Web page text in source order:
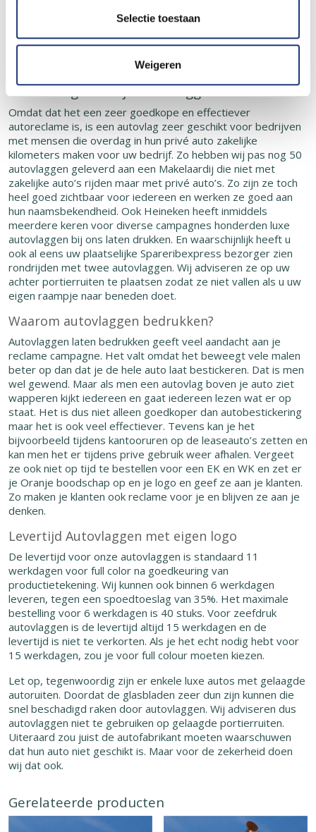
Selectie toestaan
Weigeren
koninklijke huis, en de auto van de president en uiteraard
voor andere bijzondere gelegenheden. Die zijn zowel
verkrijgbaar in vaste uitvoering als in magnetische uitvoering.
Wanneer gebruik je autovlaggen?
Omdat dat het een zeer goedkope en effectiever
autoreclame is, is een autovlag zeer geschikt voor bedrijven
met mensen die overdag in hun privé auto zakelijke
kilometers maken voor uw bedrijf. Zo hebben wij pas nog 50
autovlaggen geleverd aan een Makelaardij die niet met
zakelijke auto’s rijden maar met privé auto’s. Zo zijn ze toch
heel goed zichtbaar voor iedereen en werken ze goed aan
hun naamsbekendheid. Ook Heineken heeft inmiddels
meerdere keren voor diverse campagnes honderden luxe
autovlaggen bij ons laten drukken. En waarschijnlijk heeft u
ook al eens uw plaatselijke Spareribexpress bezorger zien
rondrijden met twee autovlaggen. Wij adviseren ze op uw
achter portierruiten te plaatsen zodat ze niet vallen als u uw
eigen raampje naar beneden doet.
Waarom autovlaggen bedrukken?
Autovlaggen laten bedrukken geeft veel aandacht aan je
reclame campagne. Het valt omdat het beweegt vele malen
beter op dan dat je de hele auto laat bestickeren. Dat is men
wel gewend. Maar als men een autovlag boven je auto ziet
wapperen kijkt iedereen en gaat iedereen lezen wat er op
staat. Het is dus niet alleen goedkoper dan autobestickering
maar het is ook veel effectiever. Tevens kan je het
bijvoorbeeld tijdens kantooruren op de leaseauto’s zetten en
kan men het er tijdens prive gebruik weer afhalen. Vergeet
ze ook niet op tijd te bestellen voor een EK en WK en zet er
je Oranje boodschap op en je logo en geef ze aan je klanten.
Zo maken je klanten ook reclame voor je en blijven ze aan je
denken.
Levertijd Autovlaggen met eigen logo
De levertijd voor onze autovlaggen is standaard 11
werkdagen voor full color na goedkeuring van
productietekening. Wij kunnen ook binnen 6 werkdagen
leveren, tegen een spoedtoeslag van 35%. Het maximale
bestelling voor 6 werkdagen is 40 stuks. Voor zeefdruk
autovlaggen is de levertijd altijd 15 werkdagen en de
levertijd is niet te verkorten. Als je het echt nodig hebt voor
15 werkdagen, zou je voor full colour moeten kiezen.
Let op, tegenwoordig zijn er enkele luxe autos met gelaagde
autoruiten. Doordat de glasbladen zeer dun zijn kunnen die
snel beschadigd raken door autovlaggen. Wij adviseren dus
autovlaggen niet te gebruiken op gelaagde portierruiten.
Uiteraard zou juist de autofabrikant moeten waarschuwen
dat hun auto niet geschikt is. Maar voor de zekerheid doen
wij dat ook.
Gerelateerde producten